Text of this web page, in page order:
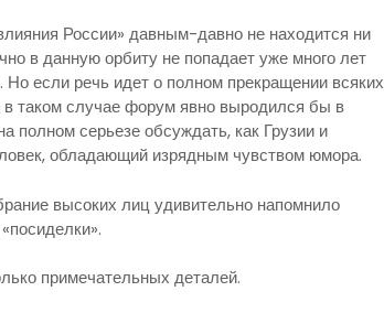
России» давным-давно не находится ни
в данную орбиту не попадает уже много лет
если речь идет о полном прекращении всяких
в таком случае форум явно выродился бы в
полном серьезе обсуждать, как Грузии и
обладающий изрядным чувством юмора.
высоких лиц удивительно напомнило
примечательных деталей.